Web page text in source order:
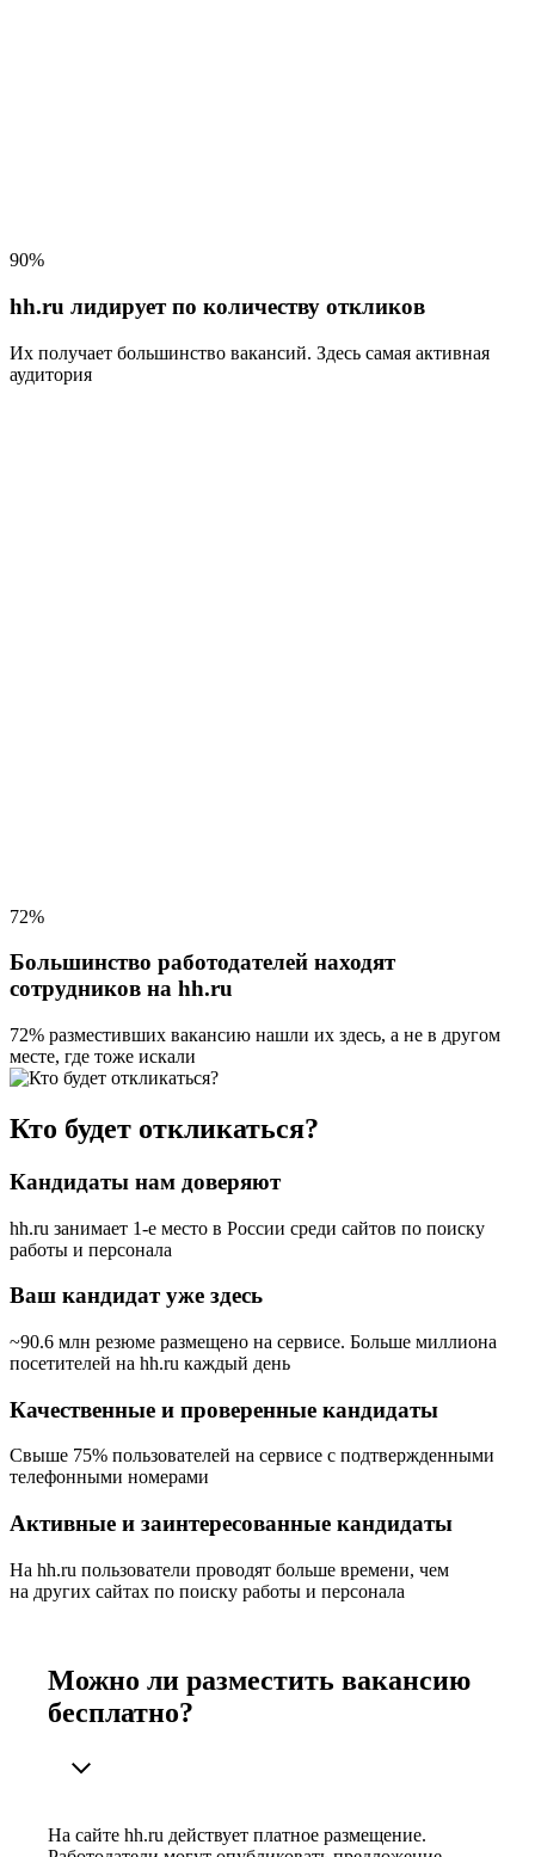
90%
hh.ru лидирует по количеству откликов
Их получает большинство вакансий. Здесь самая активная
аудитория
72%
Большинство работодателей находят
сотрудников на hh.ru
72% разместивших вакансию нашли их здесь, а не в другом
месте, где тоже искали
Кто будет откликаться?
Кандидаты нам доверяют
hh.ru занимает 1-е место в России среди сайтов по поиску
работы и персонала
Ваш кандидат уже здесь
~90.6 млн резюме размещено на сервисе. Больше миллиона
посетителей на hh.ru каждый день
Качественные и проверенные кандидаты
Свыше 75% пользователей на сервисе с подтвержденными
телефонными номерами
Активные и заинтересованные кандидаты
На hh.ru пользователи проводят больше времени, чем
на других сайтах по поиску работы и персонала
Можно ли разместить вакансию
бесплатно?
На сайте hh.ru действует платное размещение.